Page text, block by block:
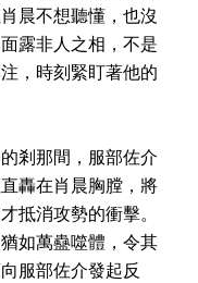
晨不想聽懂，也沒
露非人之相，不是
，時刻緊盯著他的
剎那間，服部佐介
轟在肖晨胸膛，將
抵消攻勢的衝擊。
如萬蠱噬體，令其
服部佐介發起反